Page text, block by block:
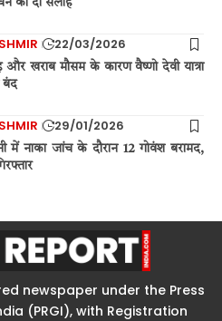
की दी सलाह
22/03/2026
और खराब मौसम के कारण वैष्णो देवी यात्रा
बंद
29/01/2026
में नाका जांच के दौरान 12 गोवंश बरामद,
newspaper under the Press
(PRGI), with Registration